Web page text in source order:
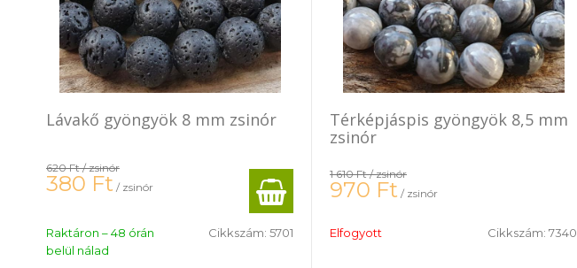
Lávakő gyöngyök 8 mm zsinór
620 Ft/ zsinór
380 Ft / zsinór
Raktáron – 48 órán
belül nálad
Cikkszám: 5701
Térképjáspis gyöngyök 8,5 mm
zsinór
1 610 Ft/ zsinór
970 Ft / zsinór
Elfogyott Cikkszám: 7340